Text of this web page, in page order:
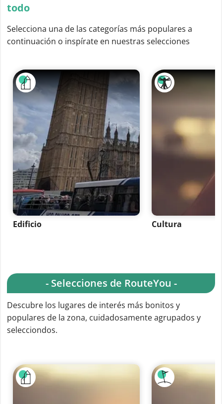
todo
Selecciona una de las categorías más populares a
continuación o inspírate en nuestras selecciones
Edificio Cultura
- Selecciones de RouteYou -
Descubre los lugares de interés más bonitos y
populares de la zona, cuidadosamente agrupados y
selecciondos.